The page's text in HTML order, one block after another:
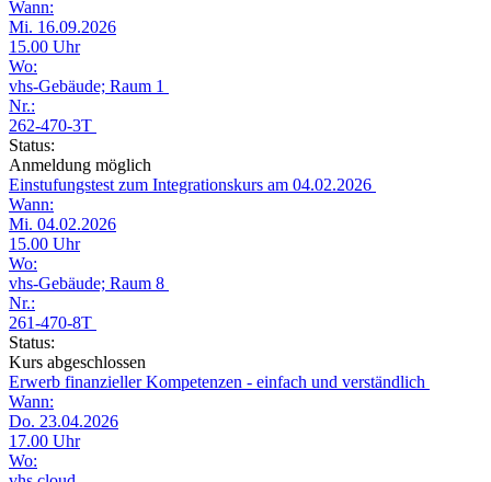
Wann:
Mi. 16.09.2026
15.00 Uhr
Wo:
vhs-Gebäude; Raum 1
Nr.:
262-470-3T
Status:
Anmeldung möglich
Einstufungstest zum Integrationskurs am 04.02.2026
Wann:
Mi. 04.02.2026
15.00 Uhr
Wo:
vhs-Gebäude; Raum 8
Nr.:
261-470-8T
Status:
Kurs abgeschlossen
Erwerb finanzieller Kompetenzen - einfach und verständlich
Wann:
Do. 23.04.2026
17.00 Uhr
Wo: